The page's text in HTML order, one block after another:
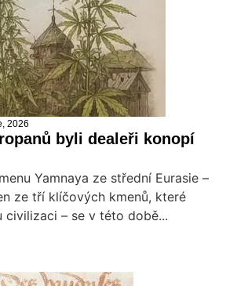
2026
byli dealeři konopí
Yamnaya ze střední Eurasie –
ze tří klíčových kmenů, které
civilizaci – se v této době...